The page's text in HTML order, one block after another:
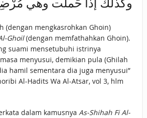
وكذلك إذا حَملت وهي
(dengan mengkasrohkan Ghoin)
Ghoil(dengan memfathahkan Ghoin).
suami mensetubuhi istrinya
menyusui, demikian pula (Ghilah
hamil sementara dia juga menyusui”
Al-Hadits Wa Al-Atsar, vol 3, hlm
dalam kamusnya As-Shihah Fi Al-